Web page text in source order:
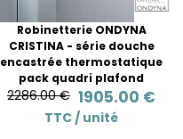
Robinetterie ONDYNA
CRISTINA - série douche
encastrée thermostatique
pack quadri plafond
2286.00 € 1905.00 €
TTC / unité